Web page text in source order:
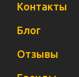
Контакты
Блог
Отзывы